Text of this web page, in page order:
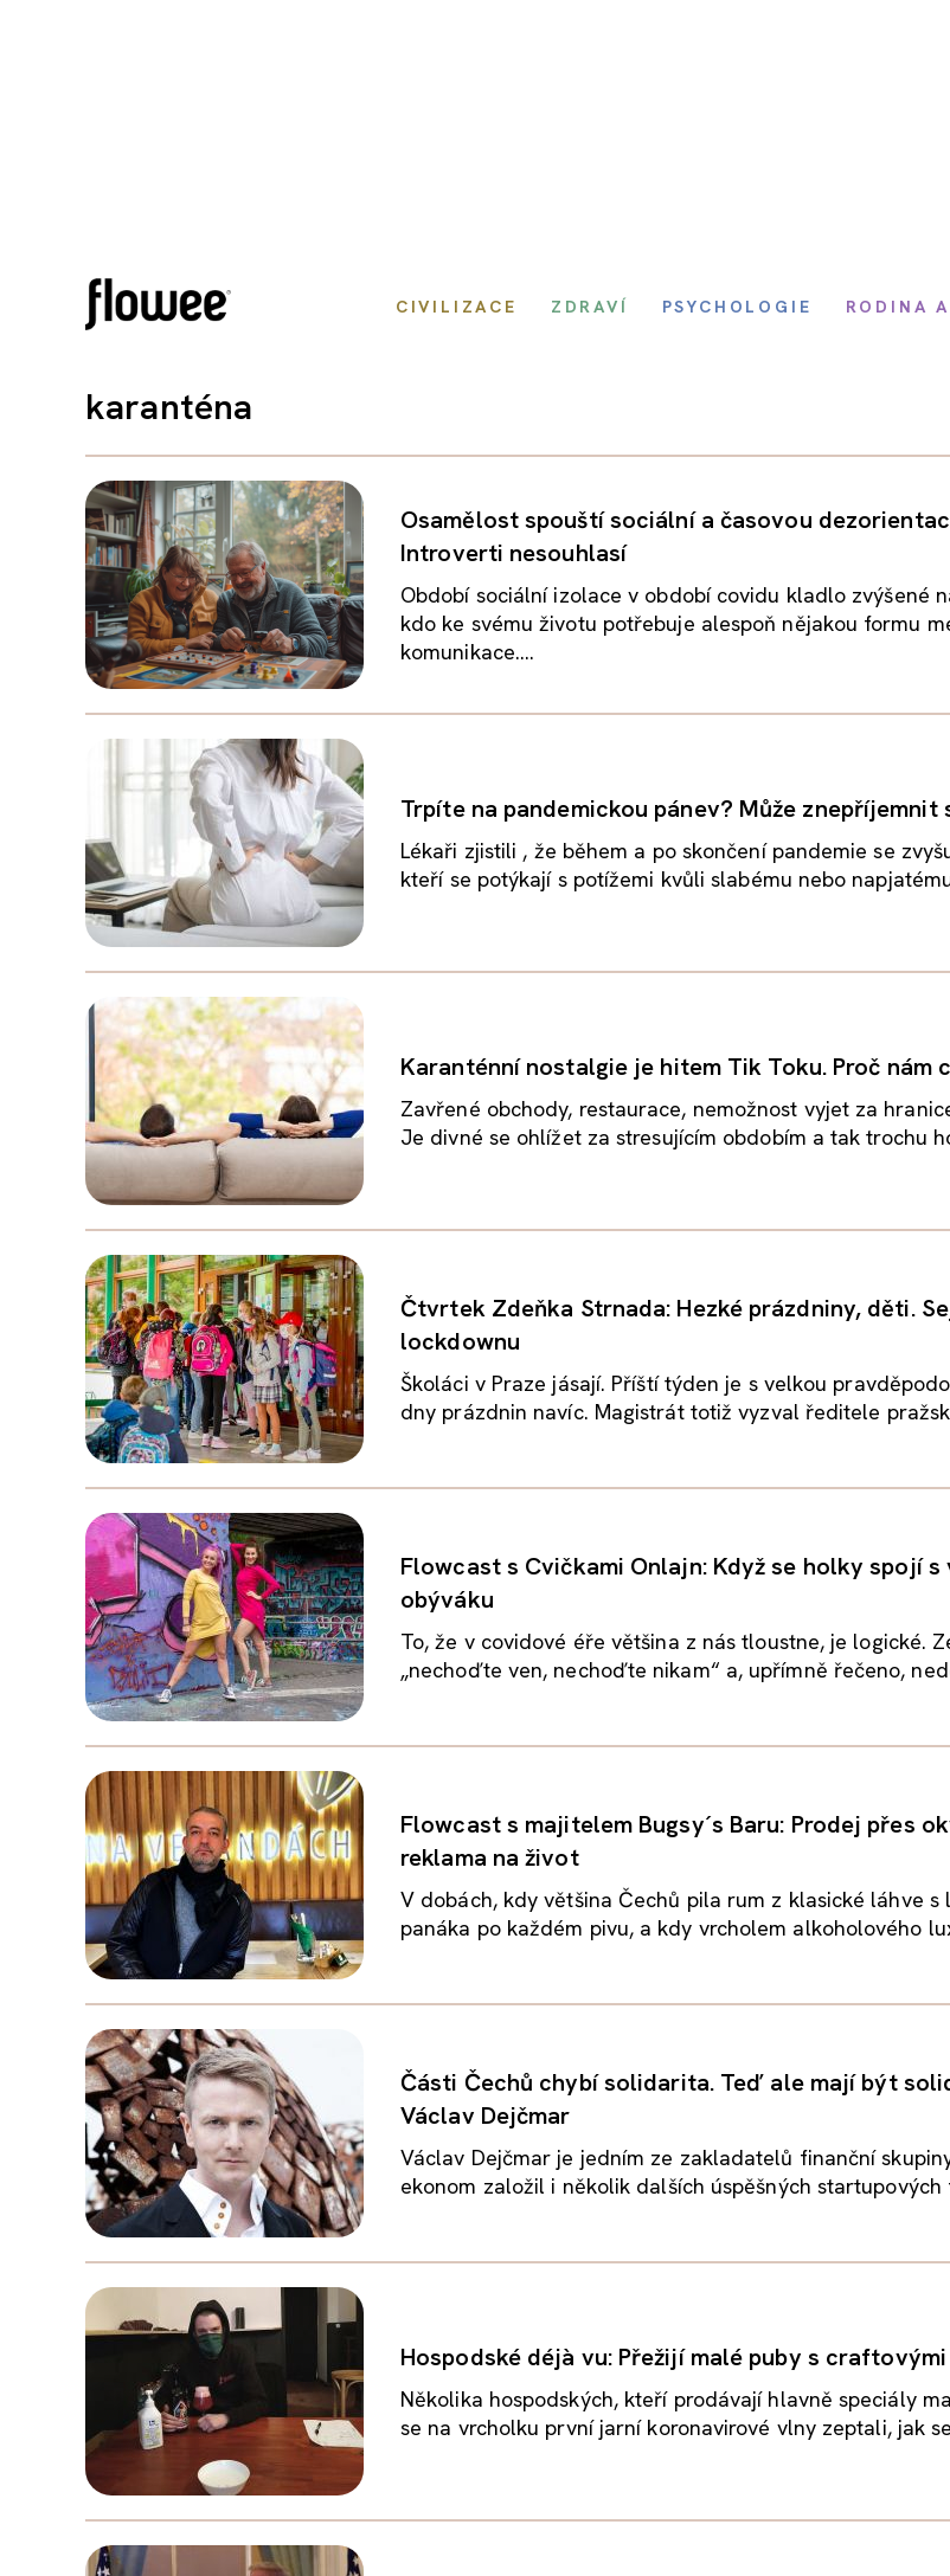
CIVILIZACE ZDRAVÍ PSYCHOLOGIE RODINA
karanténa
Osamělost spouští sociální a časovou
Introverti nesouhlasí
Období sociální izolace v období covidu kladlo zvýšené
kdo ke svému životu potřebuje alespoň nějakou formu
komunikace....
Trpíte na pandemickou pánev? Může
Lékaři zjistili , že během a po skončení pandemie se
kteří se potýkají s potížemi kvůli slabému nebo
Karanténní nostalgie je hitem Tik Toku. Proč nám
Zavřené obchody, restaurace, nemožnost vyjet za
Je divné se ohlížet za stresujícím obdobím a tak trochu
Čtvrtek Zdeňka Strnada: Hezké prázdniny, děti.
lockdownu
Školáci v Praze jásají. Příští týden je s velkou
dny prázdnin navíc. Magistrát totiž vyzval ředitele
Flowcast s Cvičkami Onlajn: Když se holky spojí s
obýváku
To, že v covidové éře většina z nás tloustne, je logické.
„nechoďte ven, nechoďte nikam“ a, upřímně řečeno,
Flowcast s majitelem Bugsy´s Baru: Prodej přes
reklama na život
V dobách, kdy většina Čechů pila rum z klasické láhve s
panáka po každém pivu, a kdy vrcholem alkoholového
Části Čechů chybí solidarita. Teď ale mají být
Václav Dejčmar
Václav Dejčmar je jedním ze zakladatelů finanční
ekonom založil i několik dalších úspěšných startupových
Hospodské déjà vu: Přežijí malé puby s
Několika hospodských, kteří prodávají hlavně speciály
se na vrcholku první jarní koronavirové vlny zeptali, jak